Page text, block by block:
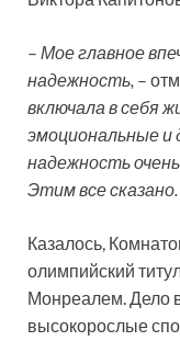
– Мое главное
надежность, –
включала в себя
эмоциональные и
надежность
Этим все сказано.
Казалось,
олимпийский
Монреалем. Дело
высокорослые